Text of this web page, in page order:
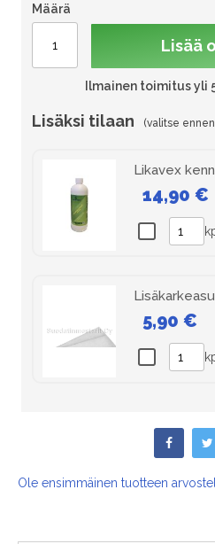
Määrä
Lisää
Ilmainen toimitus yli
Lisäksi tilaan
Likavex
14,90 €
5,90 €
Ole ensimmäinen tuotteen